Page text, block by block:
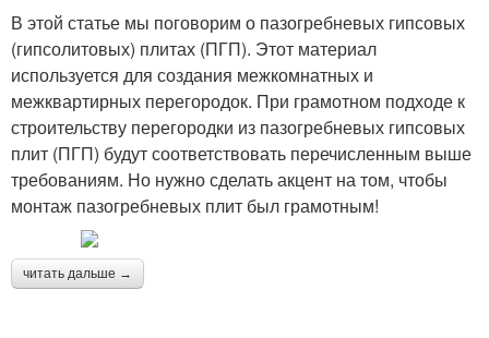
В этой статье мы поговорим о пазогребневых гипсовых
(гипсолитовых) плитах (ПГП). Этот материал
используется для создания межкомнатных и
межквартирных перегородок. При грамотном подходе к
строительству перегородки из пазогребневых гипсовых
плит (ПГП) будут соответствовать перечисленным выше
требованиям. Но нужно сделать акцент на том, чтобы
монтаж пазогребневых плит был грамотным!
читать дальше →